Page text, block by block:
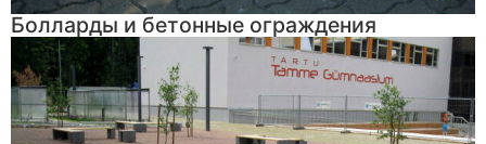
Болларды и бетонные ограждения